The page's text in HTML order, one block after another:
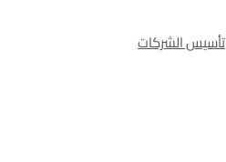
تأسيس الشركات